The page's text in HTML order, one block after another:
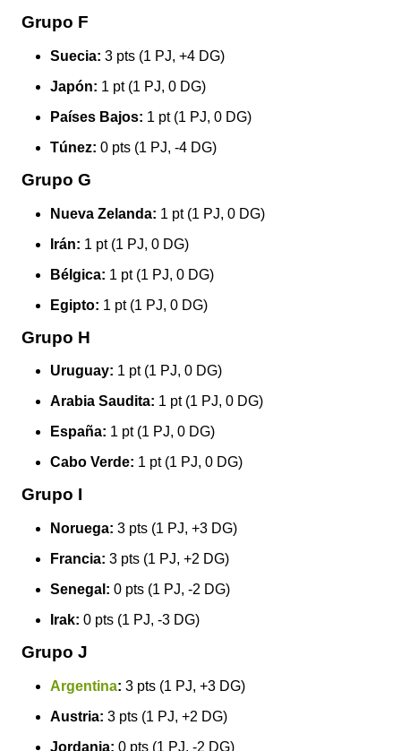
Grupo F
Suecia: 3 pts (1 PJ, +4 DG)
Japón: 1 pt (1 PJ, 0 DG)
Países Bajos: 1 pt (1 PJ, 0 DG)
Túnez: 0 pts (1 PJ, -4 DG)
Grupo G
Nueva Zelanda: 1 pt (1 PJ, 0 DG)
Irán: 1 pt (1 PJ, 0 DG)
Bélgica: 1 pt (1 PJ, 0 DG)
Egipto: 1 pt (1 PJ, 0 DG)
Grupo H
Uruguay: 1 pt (1 PJ, 0 DG)
Arabia Saudita: 1 pt (1 PJ, 0 DG)
España: 1 pt (1 PJ, 0 DG)
Cabo Verde: 1 pt (1 PJ, 0 DG)
Grupo I
Noruega: 3 pts (1 PJ, +3 DG)
Francia: 3 pts (1 PJ, +2 DG)
Senegal: 0 pts (1 PJ, -2 DG)
Irak: 0 pts (1 PJ, -3 DG)
Grupo J
Argentina: 3 pts (1 PJ, +3 DG)
Austria: 3 pts (1 PJ, +2 DG)
Jordania: 0 pts (1 PJ, -2 DG)